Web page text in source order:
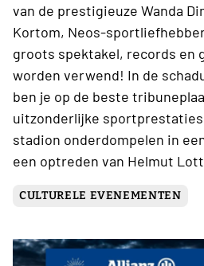
van de prestigieuze Wanda
Kortom, Neos-
groots spektakel, records en
worden verwend! In de
ben je op de beste
uitzonderlijke
stadion onderdompelen in
een optreden van Helmut
CULTURELE EVENEMENTEN